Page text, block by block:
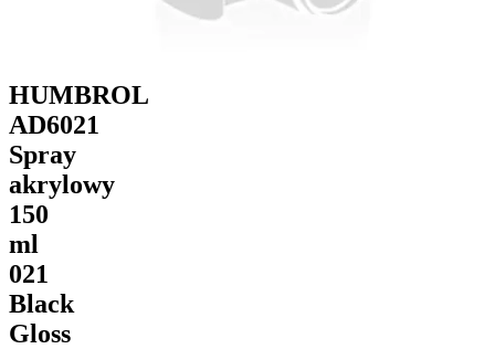
HUMBROL
AD6021
Spray
akrylowy
150
ml
021
Black
Gloss